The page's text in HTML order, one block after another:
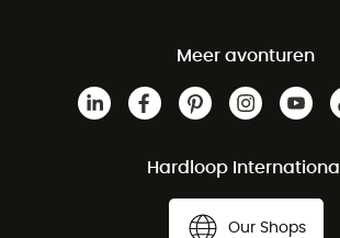
Meer avonturen
Hardloop International
Our Shops